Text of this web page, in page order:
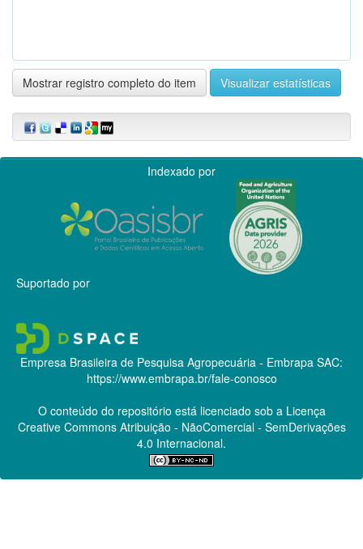
Mostrar registro completo do item Visualizar estatísticas
Indexado por
Suportado por
Empresa Brasileira de Pesquisa Agropecuária - Embrapa SAC:
https://www.embrapa.br/fale-conosco
O conteúdo do repositório está licenciado sob a Licença
Creative CommonsAtribuição - NãoComercial - SemDerivações
4.0 Internacional.